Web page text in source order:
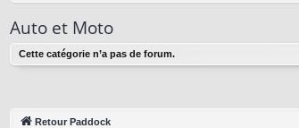
Auto et Moto
Cette catégorie n’a pas de forum.
Retour Paddock